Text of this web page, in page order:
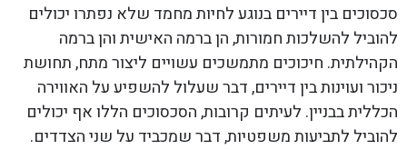
סכסוכים בין דיירים בנוגע לחיות מחמד שלא נפתרו יכולים
להוביל להשלכות חמורות, הן ברמה האישית והן ברמה
הקהילתית. חיכוכים מתמשכים עשויים ליצור מתח, תחושת
ניכור ועוינות בין דיירים, דבר שעלול להשפיע על האווירה
הכללית בבניין. לעיתים קרובות, הסכסוכים הללו אף יכולים
להוביל לתביעות משפטיות, דבר שמכביד על שני הצדדים.